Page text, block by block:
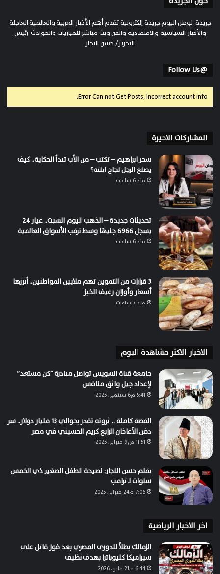
جريدة الوطن اليوم جريدة إلكترونية تقدم أهم الأخبار العربية والعالمية العاجلة
والأخبار السياسية والاقتصادية والفن وبث مباشر للمباريات والحوادث. رئيس
التحرير/ حسن النجار
@Follow Us
Error Can not Get Posts, Incorrect account info.
المشاركات الاخيرة
سحر ابراهيم – تكتب – من الأب تبدأ الحكاية.. كيف
يصنع الرجل نجاح ابنته؟
منذ 6 ساعات
تحديثات جديدة – الذهب اليوم السبت.. عيار 24
يسجل 6966 جنيهًا وسط ترقب الأسواق العالمية
منذ 6 ساعات
3 قرارات من التموين تهم ملايين المواطنين.. أبرزها
أسعار وأوزان رغيف الخبز
منذ 7 ساعات
الاخبار الاكثر مشاهدة اليوم
جامعة قناة السويس تواصل مبادرة “كن مستعد”
لإعداد جيل واثق منافس
5:41 م6 سبتمبر، 2025
القصة كاملة .. ثروته تقدر بحوالي 13 مليار دولار.. سر
دفن الآغاخان الرابع كريم الحسيني في مصر
11:51 ص9 فبراير، 2025
بقلم حسن النجار: نصيحة الطفل الصغير ذي الخمس
سنوات لـ ترامب
7:06 م24 فبراير، 2025
اخر الاخبار الرياضية
الزمالك بطلاً للدوري المصري بعد فوز قاتل على
سيراميكا كليوباترا بهدف نظيف
6:44 م21 مايو، 2026